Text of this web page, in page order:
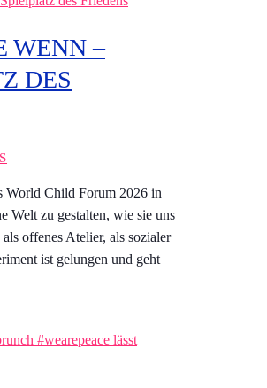
WENN –
DES
World Child Forum 2026 in
Welt zu gestalten, wie sie uns
offenes Atelier, als sozialer
ist gelungen und geht